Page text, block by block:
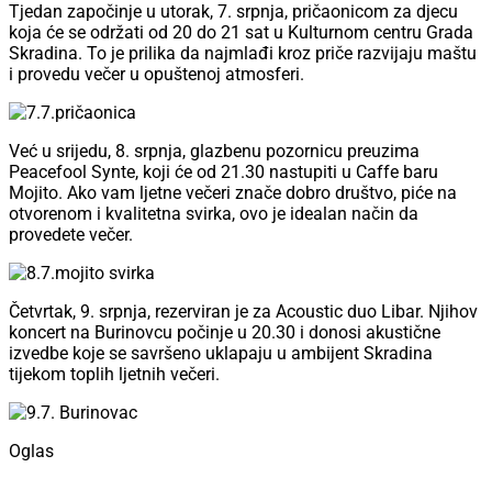
Tjedan započinje u utorak, 7. srpnja, pričaonicom za djecu
koja će se održati od 20 do 21 sat u Kulturnom centru Grada
Skradina. To je prilika da najmlađi kroz priče razvijaju maštu
i provedu večer u opuštenoj atmosferi.
Već u srijedu, 8. srpnja, glazbenu pozornicu preuzima
Peacefool Synte, koji će od 21.30 nastupiti u Caffe baru
Mojito. Ako vam ljetne večeri znače dobro društvo, piće na
otvorenom i kvalitetna svirka, ovo je idealan način da
provedete večer.
Četvrtak, 9. srpnja, rezerviran je za Acoustic duo Libar. Njihov
koncert na Burinovcu počinje u 20.30 i donosi akustične
izvedbe koje se savršeno uklapaju u ambijent Skradina
tijekom toplih ljetnih večeri.
Oglas